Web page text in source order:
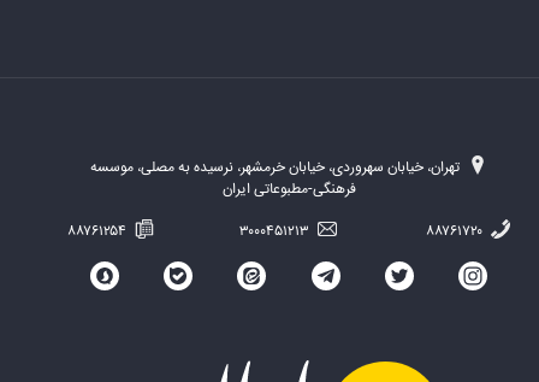
تهران، خیابان سهروردی، خیابان خرمشهر، نرسیده به مصلی، موسسه
فرهنگی-مطبوعاتی ایران